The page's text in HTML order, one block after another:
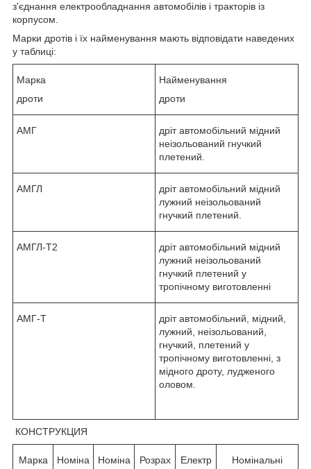
з'єднання електрообладнання автомобілів і тракторів із
корпусом.
Марки дротів і їх найменування мають відповідати наведених
у таблиці:
Марка
дроти
Найменування
дроти
АМГ
дріт автомобільний мідний
неізольований гнучкий
плетений.
АМГЛ
дріт автомобільний мідний
лужний неізольований
гнучкий плетений.
АМГЛ-Т2
дріт автомобільний мідний
лужний неізольований
гнучкий плетений у
тропічному виготовленні
АМГ-Т
дріт автомобільний, мідний,
лужний, неізольований,
гнучкий, плетений у
тропічному виготовленні, з
мідного дроту, лудженого
оловом.
КОНСТРУКЦИЯ
Марка
Номіна
Номіна
Розрах
Електр
Номінальні